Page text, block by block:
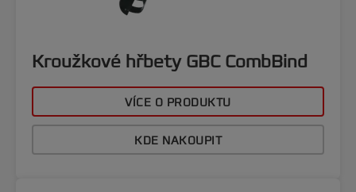
Kroužkové hřbety GBC CombBind
VÍCE O PRODUKTU
KDE NAKOUPIT